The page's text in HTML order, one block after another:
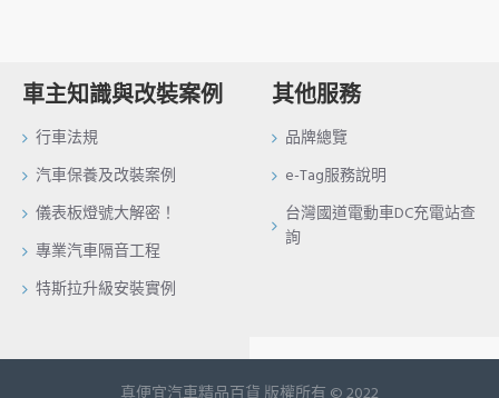
車主知識與改裝案例
行車法規
汽車保養及改裝案例
儀表板燈號大解密！
專業汽車隔音工程
特斯拉升級安裝實例
其他服務
品牌總覽
e-Tag服務說明
台灣國道電動車DC充電站查
詢
真便宜汽車精品百貨 版權所有 © 2022